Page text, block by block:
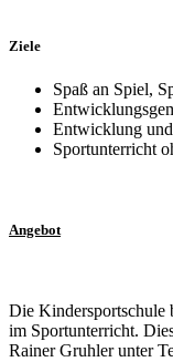
Ziele
Spaß an Spiel,
Entwicklung
Sportunterricht
Angebot
Die Kindersportschule
im Sportunterricht.
Rainer Gruhler unter